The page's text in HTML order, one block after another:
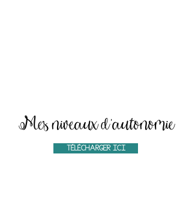
Mes niveaux d'autonomie
TÉLÉCHARGER ICI